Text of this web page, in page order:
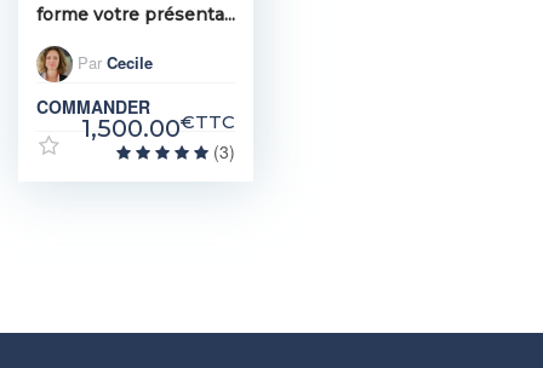
forme votre présenta...
Par Cecile
COMMANDER
1,500.00€TTC
(3)